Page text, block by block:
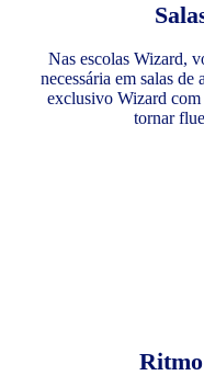
Nas escolas Wizard,
necessária em salas de
exclusivo Wizard com
tornar